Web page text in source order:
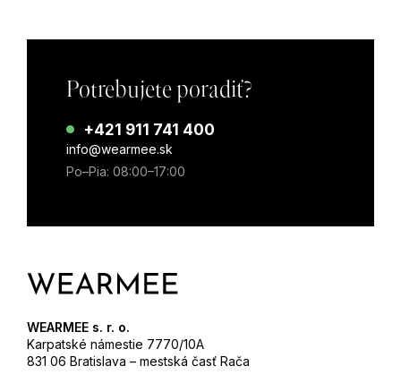
Potrebujete poradiť?
+421 911 741 400
info@wearmee.sk
Po–Pia: 08:00–17:00
WEARMEE s. r. o.
Karpatské námestie 7770/10A
831 06 Bratislava – mestská časť Rača